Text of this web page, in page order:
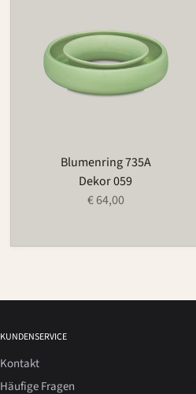
Blumenring 735A
Dekor 059
€ 64,00
KUNDENSERVICE
Kontakt
Häufige Fragen